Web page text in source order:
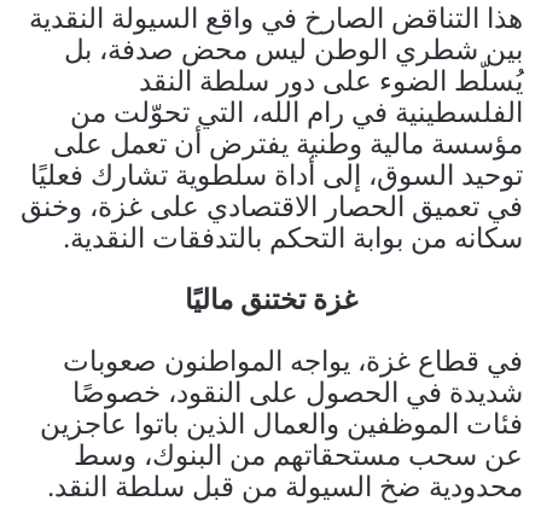
هذا التناقض الصارخ في واقع السيولة النقدية
بين شطري الوطن ليس محض صدفة، بل
يُسلّط الضوء على دور سلطة النقد
الفلسطينية في رام الله، التي تحوّلت من
مؤسسة مالية وطنية يفترض أن تعمل على
توحيد السوق، إلى أداة سلطوية تشارك فعليًا
في تعميق الحصار الاقتصادي على غزة، وخنق
سكانه من بوابة التحكم بالتدفقات النقدية.
غزة تختنق ماليًا
في قطاع غزة، يواجه المواطنون صعوبات
شديدة في الحصول على النقود، خصوصًا
فئات الموظفين والعمال الذين باتوا عاجزين
عن سحب مستحقاتهم من البنوك، وسط
محدودية ضخ السيولة من قبل سلطة النقد.